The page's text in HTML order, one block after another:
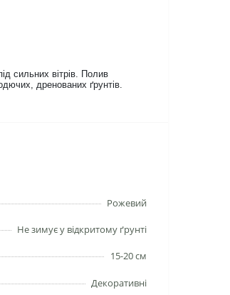
сильних вітрів. Полив
дренованих ґрунтів.
Рожевий
Не зимує у відкритому ґрунті
15-20 см
Декоративні